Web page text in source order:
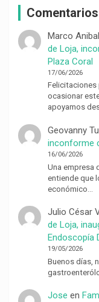
Comentarios
Marco
de Loja,
Plaza Coral
17/06/2026
Felicitaciones
ocasionar
apoyamos
Geovanny
inconforme
16/06/2026
Una empresa
entiende que
económico…
Julio César
de Loja,
Endoscopía
19/05/2026
Buenos días,
Jose en